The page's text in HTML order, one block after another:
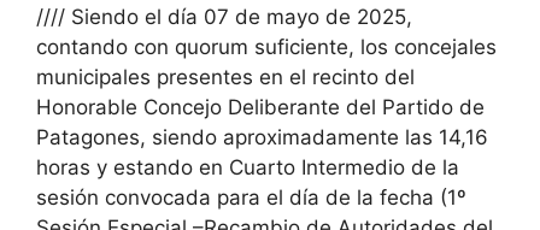
//// Siendo el día 07 de mayo de 2025,
contando con quorum suficiente, los concejales
municipales presentes en el recinto del
Honorable Concejo Deliberante del Partido de
Patagones, siendo aproximadamente las 14,16
horas y estando en Cuarto Intermedio de la
sesión convocada para el día de la fecha (1º